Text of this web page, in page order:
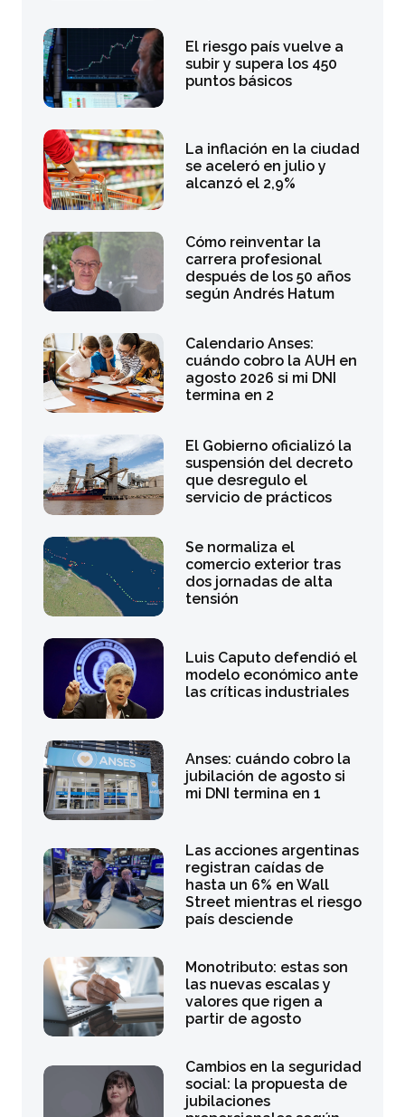
El riesgo país vuelve a
subir y supera los 450
puntos básicos
La inflación en la ciudad
se aceleró en julio y
alcanzó el 2,9%
Cómo reinventar la
carrera profesional
después de los 50 años
según Andrés Hatum
Calendario Anses:
cuándo cobro la AUH en
agosto 2026 si mi DNI
termina en 2
El Gobierno oficializó la
suspensión del decreto
que desregulo el
servicio de prácticos
Se normaliza el
comercio exterior tras
dos jornadas de alta
tensión
Luis Caputo defendió el
modelo económico ante
las críticas industriales
Anses: cuándo cobro la
jubilación de agosto si
mi DNI termina en 1
Las acciones argentinas
registran caídas de
hasta un 6% en Wall
Street mientras el riesgo
país desciende
Monotributo: estas son
las nuevas escalas y
valores que rigen a
partir de agosto
Cambios en la seguridad
social: la propuesta de
jubilaciones